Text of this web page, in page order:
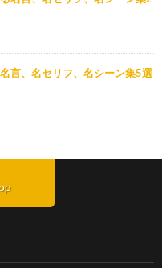
言、名セリフ、名シーン集5選